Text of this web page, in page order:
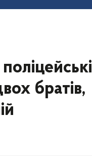
братів,